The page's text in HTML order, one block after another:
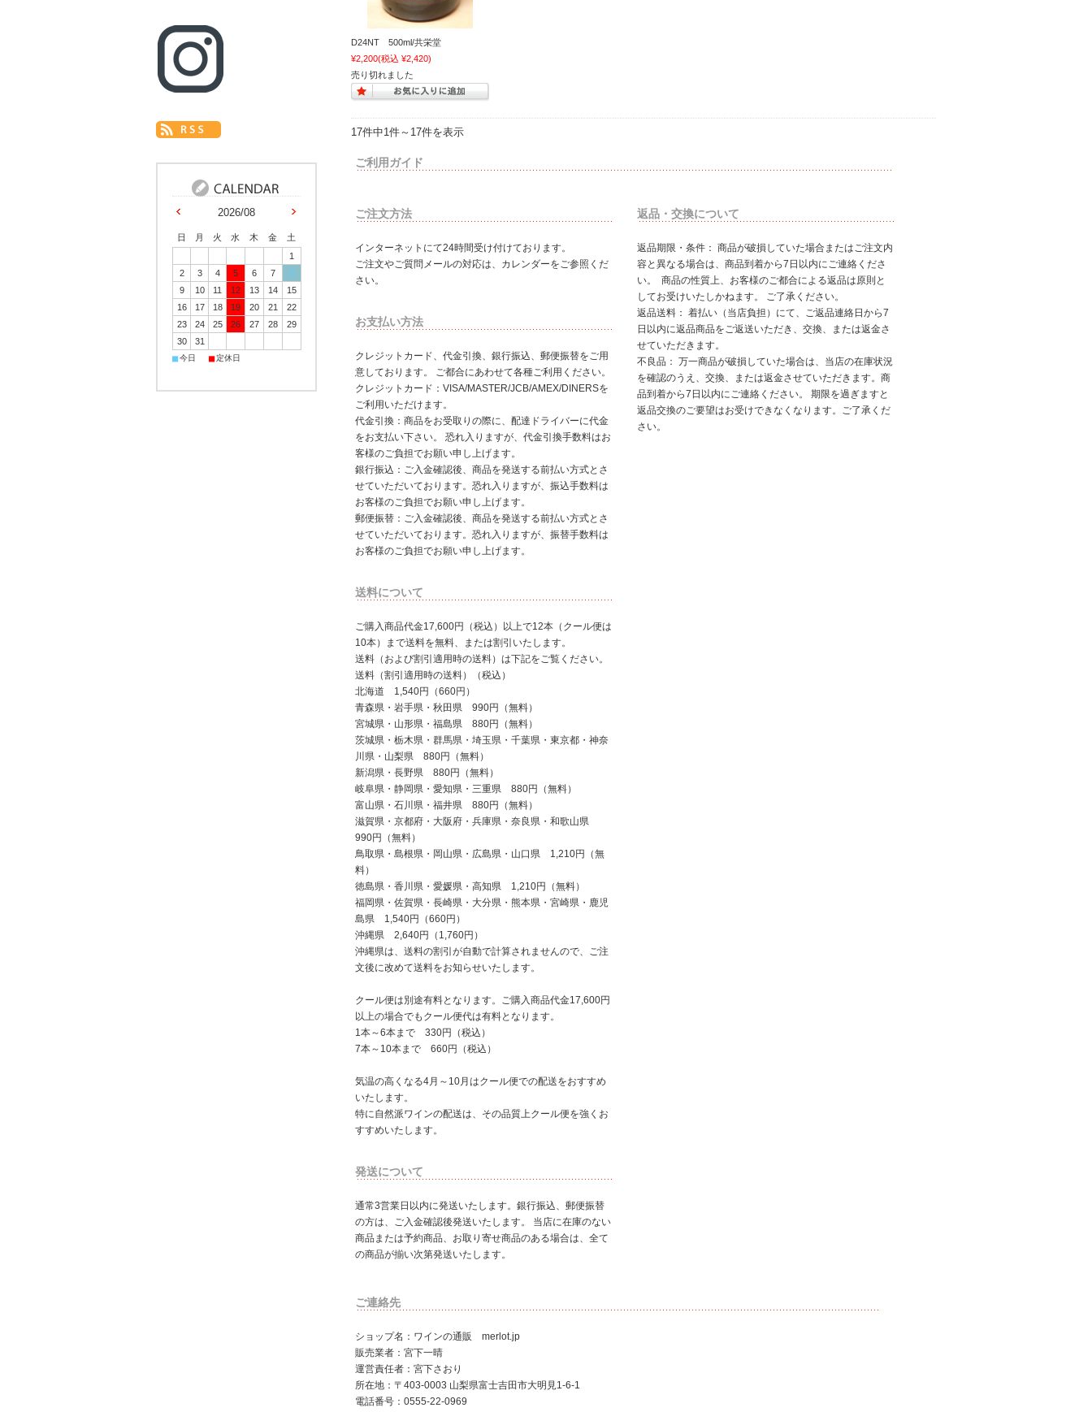
D24NT 500ml/共栄堂
¥2,200(税込 ¥2,420)
売り切れました
17件中1件～17件を表示
ご利用ガイド
ご注文方法
インターネットにて24時間受け付けております。
ご注文やご質問メールの対応は、カレンダーをご参照くだ
さい。
お支払い方法
クレジットカード、代金引換、銀行振込、郵便振替をご用
意しております。 ご都合にあわせて各種ご利用ください。
クレジットカード：VISA/MASTER/JCB/AMEX/DINERSを
ご利用いただけます。
代金引換：商品をお受取りの際に、配達ドライバーに代金
をお支払い下さい。 恐れ入りますが、代金引換手数料はお
客様のご負担でお願い申し上げます。
銀行振込：ご入金確認後、商品を発送する前払い方式とさ
せていただいております。恐れ入りますが、振込手数料は
お客様のご負担でお願い申し上げます。
郵便振替：ご入金確認後、商品を発送する前払い方式とさ
せていただいております。恐れ入りますが、振替手数料は
お客様のご負担でお願い申し上げます。
送料について
ご購入商品代金17,600円（税込）以上で12本（クール便は
10本）まで送料を無料、または割引いたします。
送料（および割引適用時の送料）は下記をご覧ください。
送料（割引適用時の送料）（税込）
北海道 1,540円（660円）
青森県・岩手県・秋田県 990円（無料）
宮城県・山形県・福島県 880円（無料）
茨城県・栃木県・群馬県・埼玉県・千葉県・東京都・神奈
川県・山梨県 880円（無料）
新潟県・長野県 880円（無料）
岐阜県・静岡県・愛知県・三重県 880円（無料）
富山県・石川県・福井県 880円（無料）
滋賀県・京都府・大阪府・兵庫県・奈良県・和歌山県
990円（無料）
鳥取県・島根県・岡山県・広島県・山口県 1,210円（無
料）
徳島県・香川県・愛媛県・高知県 1,210円（無料）
福岡県・佐賀県・長崎県・大分県・熊本県・宮崎県・鹿児
島県 1,540円（660円）
沖縄県 2,640円（1,760円）
沖縄県は、送料の割引が自動で計算されませんので、ご注
文後に改めて送料をお知らせいたします。
クール便は別途有料となります。ご購入商品代金17,600円
以上の場合でもクール便代は有料となります。
1本～6本まで 330円（税込）
7本～10本まで 660円（税込）
気温の高くなる4月～10月はクール便での配送をおすすめ
いたします。
特に自然派ワインの配送は、その品質上クール便を強くお
すすめいたします。
発送について
通常3営業日以内に発送いたします。銀行振込、郵便振替
の方は、ご入金確認後発送いたします。 当店に在庫のない
商品または予約商品、お取り寄せ商品のある場合は、全て
の商品が揃い次第発送いたします。
返品・交換について
返品期限・条件： 商品が破損していた場合またはご注文内
容と異なる場合は、商品到着から7日以内にご連絡くださ
い。 商品の性質上、お客様のご都合による返品は原則と
してお受けいたしかねます。 ご了承ください。
返品送料： 着払い（当店負担）にて、ご返品連絡日から7
日以内に返品商品をご返送いただき、交換、または返金さ
せていただきます。
不良品： 万一商品が破損していた場合は、当店の在庫状況
を確認のうえ、交換、または返金させていただきます。商
品到着から7日以内にご連絡ください。 期限を過ぎますと
返品交換のご要望はお受けできなくなります。ご了承くだ
さい。
ご連絡先
ショップ名：ワインの通販 merlot.jp
販売業者：宮下一晴
運営責任者：宮下さおり
所在地：〒403-0003 山梨県富士吉田市大明見1-6-1
電話番号：0555-22-0969
2026/08
日 月 火 水 木 金
土
1
2
3 4 5 6 7
8
9
10 11 12 13 14
15
16
17 18 19 20 21
22
23
24 25 26 27 28
29
30
31
■今日 ■定休日